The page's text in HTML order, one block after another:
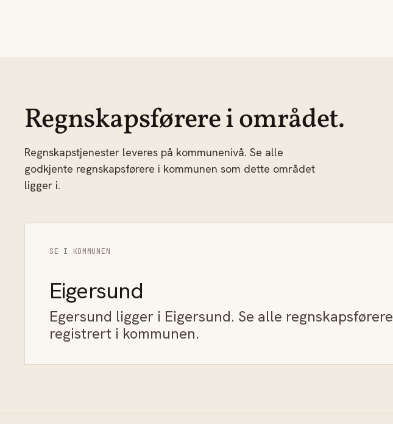
Regnskapsførere i området.
Regnskapstjenester leveres på kommunenivå. Se alle
godkjente regnskapsførere i kommunen som dette området
ligger i.
SE I KOMMUNEN
Eigersund
Egersund ligger i Eigersund. Se alle regnskapsførere
registrert i kommunen.